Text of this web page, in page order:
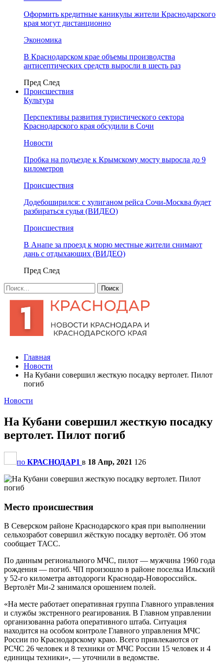
Оформить кредитные каникулы жители Краснодарского
края могут дистанционно
Экономика
В Краснодарском крае объемы производства
антисептических средств выросли в шесть раз
Пред След
Происшествия
Культура
Перспективы развития туристического сектора
Краснодарского края обсудили в Сочи
Новости
Пробка на подъезде к Крымскому мосту выросла до 9
километров
Происшествия
Додебоширился: с хулиганом рейса Сочи-Москва будет
разбираться судья (ВИДЕО)
Происшествия
В Анапе за проезд к морю местные жители снимают
дань с отдыхающих (ВИДЕО)
Пред След
Главная
Новости
На Кубани совершил жесткую посадку вертолет. Пилот
погиб
Новости
На Кубани совершил жесткую посадку
вертолет. Пилот погиб
по КРАСНОДАР1 в 18 Апр, 2021 126
Место происшествия
В Северском районе Краснодарского края при выполнении
сельхозработ совершил жёсткую посадку вертолёт. Об этом
сообщает ТАСС.
По данным регионального МЧС, пилот — мужчина 1960 года
рождения — погиб. ЧП произошло в районе поселка Ильский
у 52-го километра автодороги Краснодар-Новороссийск.
Вертолёт Ми-2 занимался орошением полей.
«На месте работает оперативная группа Главного управления
и службы экстренного реагирования. В Главном управлении
организованна работа оперативного штаба. Ситуация
находится на особом контроле Главного управления МЧС
России по Краснодарскому краю. Всего привлекаются от
РСЧС 26 человек и 8 техники от МЧС России 15 человек и 4
единицы техники», — уточнили в ведомстве.